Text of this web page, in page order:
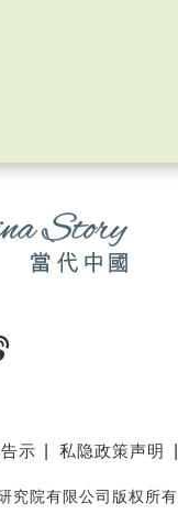
示 私隐政策声明
究院有限公司版权所有